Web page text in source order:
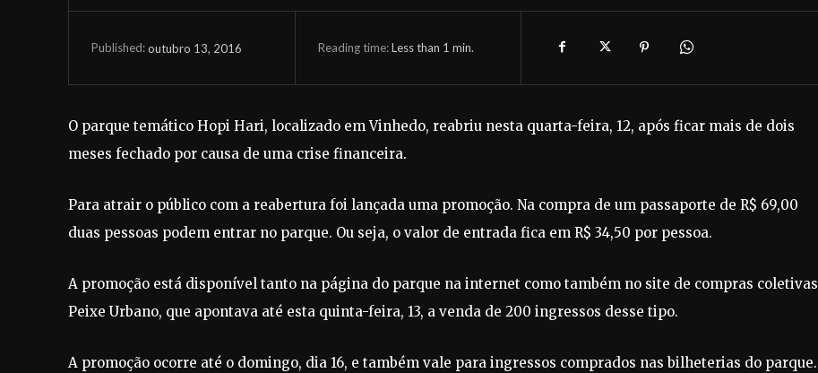
Published:outubro 13, 2016 Reading time:Less than 1 min.
O parque temático Hopi Hari, localizado em Vinhedo, reabriu nesta quarta-feira, 12, após ficar mais de dois
meses fechado por causa de uma crise financeira.
Para atrair o público com a reabertura foi lançada uma promoção. Na compra de um passaporte de R$ 69,00
duas pessoas podem entrar no parque. Ou seja, o valor de entrada fica em R$ 34,50 por pessoa.
A promoção está disponível tanto na página do parque na internet como também no site de compras coletivas
Peixe Urbano, que apontava até esta quinta-feira, 13, a venda de 200 ingressos desse tipo.
A promoção ocorre até o domingo, dia 16, e também vale para ingressos comprados nas bilheterias do parque.